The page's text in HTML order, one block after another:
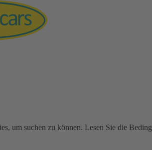
um suchen zu können. Lesen Sie die